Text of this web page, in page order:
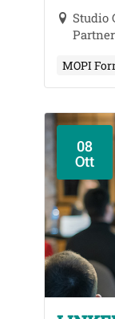
Studio
MOPI
08
Ott